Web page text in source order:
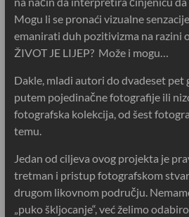
Mogu li se pronaći vizualne
emanirati duh pozitivizma na razini
ŽIVOT JE LIJEP? Može i mogu…
Dakle, mladi autori do dvadeset
putem pojedinačne fotografije ili
fotografska kolekcija, od šest
temu.
Jedan od ciljeva ovog projekta je
tretman i pristup fotografskom
drugom likovnom području.
„puko škljocanje“, već želimo